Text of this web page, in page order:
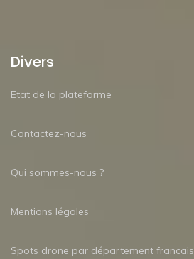
Divers
Etat de la plateforme
Contactez-nous
Qui sommes-nous ?
Mentions légales
Spots drone par département francais